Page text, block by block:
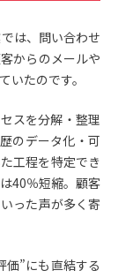
は、問い合わせ
からのメールや
いたのです。
スを分解・整理
のデータ化・可
工程を特定でき
40％短縮。顧客
った声が多く寄
価”にも直結する